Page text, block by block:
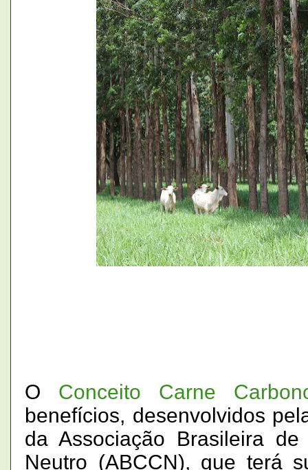
O Conceito Carne
benefícios, desenvolvidos
da Associação Brasileira
Neutro (ABCCN), que terá